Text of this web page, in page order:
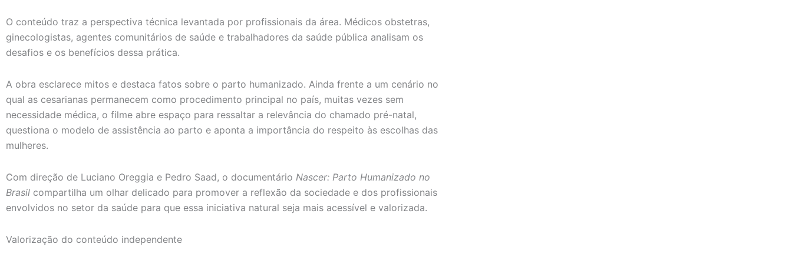
O conteúdo traz a perspectiva técnica levantada por profissionais da área. Médicos obstetras,
ginecologistas, agentes comunitários de saúde e trabalhadores da saúde pública analisam os
desafios e os benefícios dessa prática.
A obra esclarece mitos e destaca fatos sobre o parto humanizado. Ainda frente a um cenário no
qual as cesarianas permanecem como procedimento principal no país, muitas vezes sem
necessidade médica, o filme abre espaço para ressaltar a relevância do chamado pré-natal,
questiona o modelo de assistência ao parto e aponta a importância do respeito às escolhas das
mulheres.
Com direção de Luciano Oreggia e Pedro Saad, o documentário Nascer: Parto Humanizado no
Brasil compartilha um olhar delicado para promover a reflexão da sociedade e dos profissionais
envolvidos no setor da saúde para que essa iniciativa natural seja mais acessível e valorizada.
Valorização do conteúdo independente